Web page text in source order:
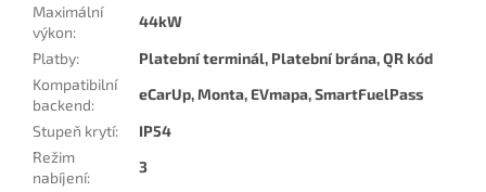
Maximální
výkon:
44kW
Platby:
Platební terminál, Platební brána, QR kód
Kompatibilní
backend:
eCarUp, Monta, EVmapa, SmartFuelPass
Stupeň krytí:
IP54
Režim
nabíjení:
3